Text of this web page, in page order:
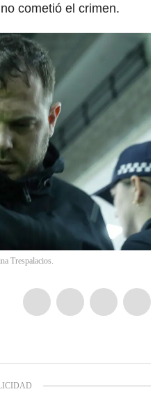
cometió el crimen.
Trespalacios.